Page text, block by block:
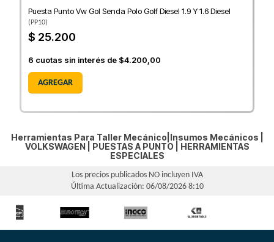
Puesta Punto Vw Gol Senda Polo Golf Diesel 1.9 Y 1.6 Diesel
(PP10)
$ 25.200
6 cuotas sin interés de $4.200,00
AGREGAR
Herramientas Para Taller Mecánico|Insumos Mecánicos |
VOLKSWAGEN| PUESTAS A PUNTO
HERRAMIENTAS
ESPECIALES
Los precios publicados NO incluyen IVA
Última Actualización: 06/08/2026 8:10